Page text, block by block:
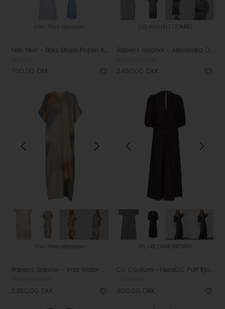
Fås i flere størrelser
Neo Noir - Baia Stripe Poplin Kjole - Light Blue
700,00 DKK
O/S, ASPHALT COMBO
Rabens Saloner - Alesandra Ombre Ikat Kimono Kjole - Asphalt Combo
2.450,00 DKK
Fås i flere størrelser
Rabens Saloner - Inza Water Colour Column Kjole - Dessert Combo
2.350,00 DKK
XS, 145 DARK BROWN
Co' Couture - HeraCC Puff Kjole - Dark Brown
800,00 DKK